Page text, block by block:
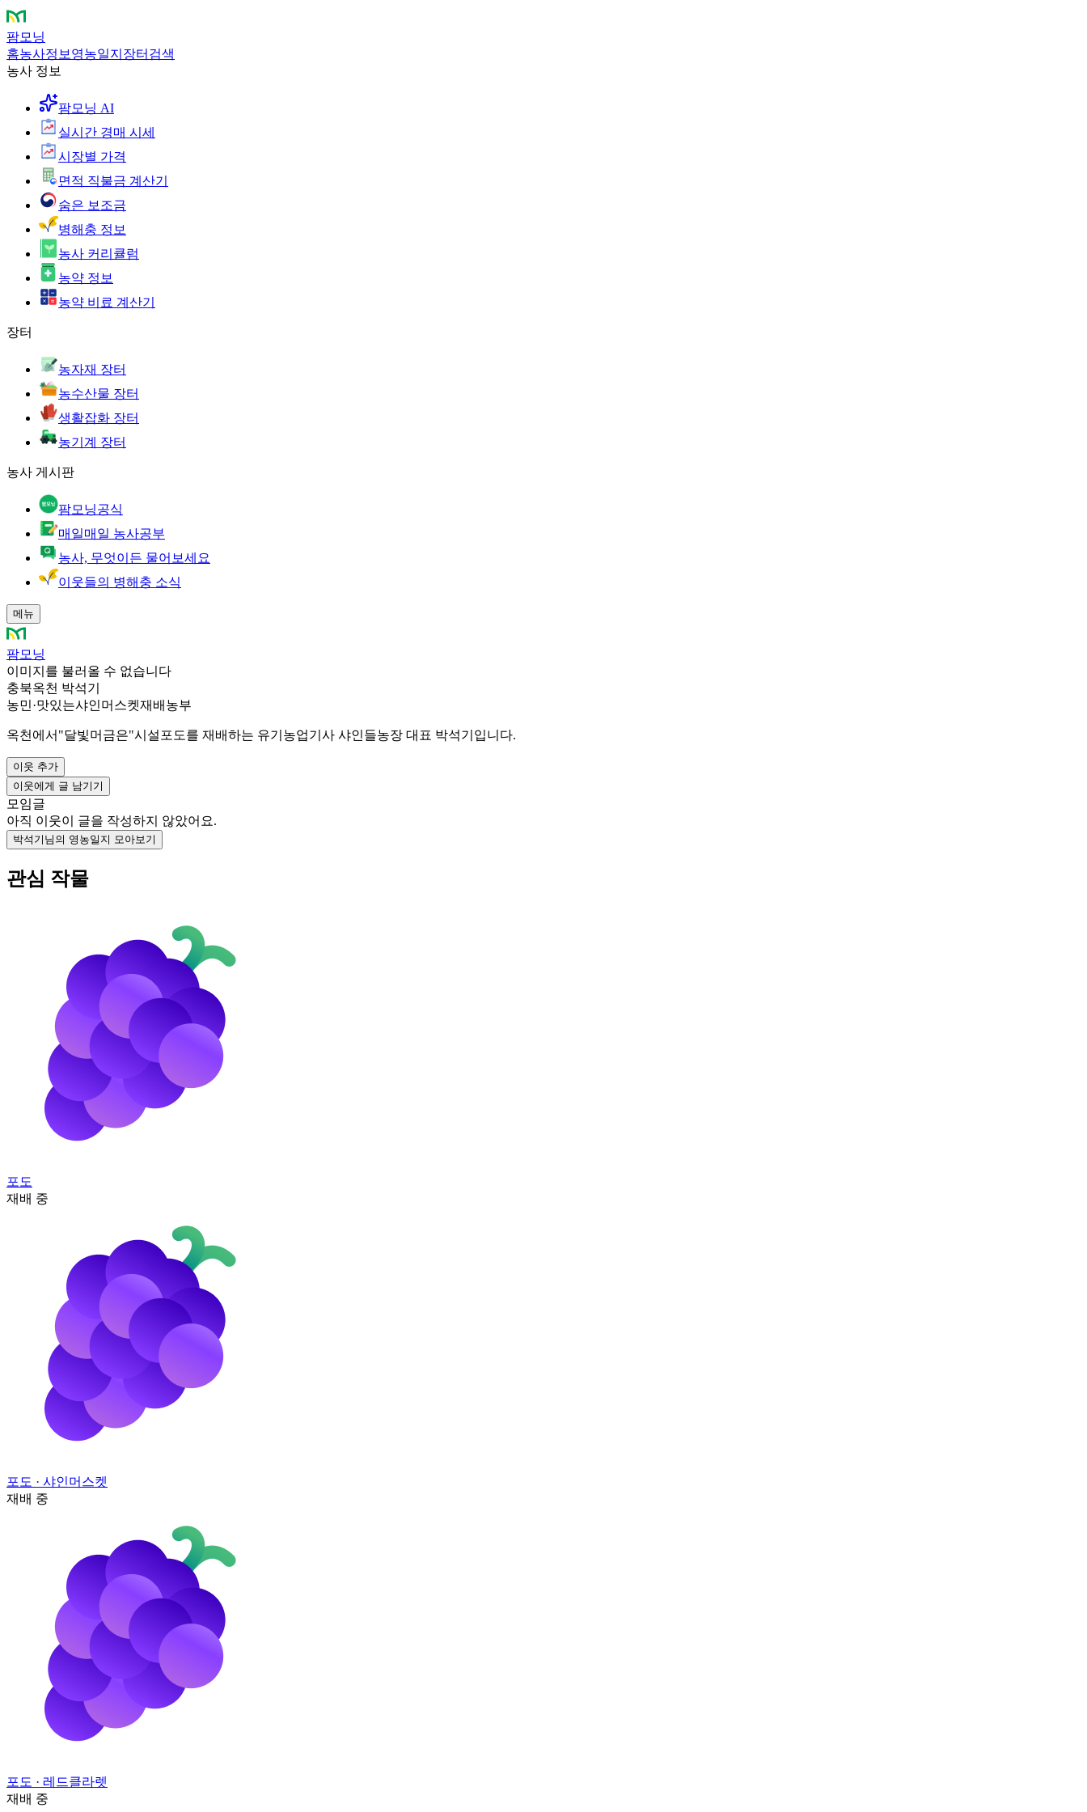
팜모닝
홈농사정보 영농일지 장터 검색
농사 정보
팜모닝 AI
실시간 경매 시세
시장별 가격
면적 직불금 계산기
숨은 보조금
병해충 정보
농사 커리큘럼
농약 정보
농약 비료 계산기
장터
농자재 장터
농수산물 장터
생활잡화 장터
농기계 장터
농사 게시판
팜모닝공식
매일매일 농사공부
농사, 무엇이든 물어보세요
이웃들의 병해충 소식
메뉴
팜모닝
이미지를 불러올 수 없습니다
충북옥천 박석기
농민·맛있는샤인머스켓재배농부
옥천에서"달빛머금은"시설포도를 재배하는 유기농업기사 샤인들농장 대표 박석기입니다.
이웃 추가
이웃에게 글 남기기
모임글
아직 이웃이 글을 작성하지 않았어요.
박석기님의 영농일지 모아보기
관심 작물
포도
재배 중
포도 · 샤인머스켓
재배 중
포도 · 레드클라렛
재배 중